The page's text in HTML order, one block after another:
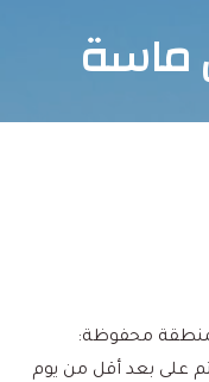
محفوظة:
على بعد أقل من يوم